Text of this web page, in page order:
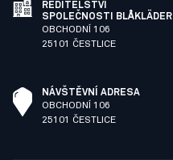
ŘEDITELSTVÍ
SPOLEČNOSTI BLÅKLÄDER
OBCHODNÍ 106
25101 ČESTLICE
NÁVŠTĚVNÍ ADRESA
OBCHODNÍ 106
25101 ČESTLICE